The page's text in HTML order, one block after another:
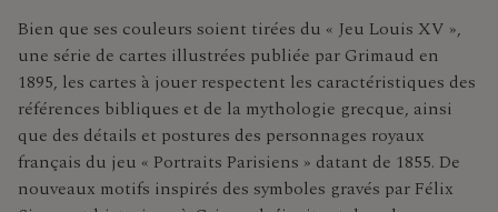
Bien que ses couleurs soient tirées du « Jeu Louis XV »,
une série de cartes illustrées publiée par Grimaud en
1895, les cartes à jouer respectent les caractéristiques des
références bibliques et de la mythologie grecque, ainsi
que des détails et postures des personnages royaux
français du jeu « Portraits Parisiens » datant de 1855. De
nouveaux motifs inspirés des symboles gravés par Félix